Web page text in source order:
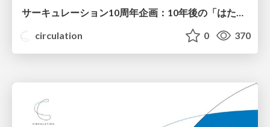
サーキュレーション10周年企画：10年後の「はたらく」未来
circulation
0 370